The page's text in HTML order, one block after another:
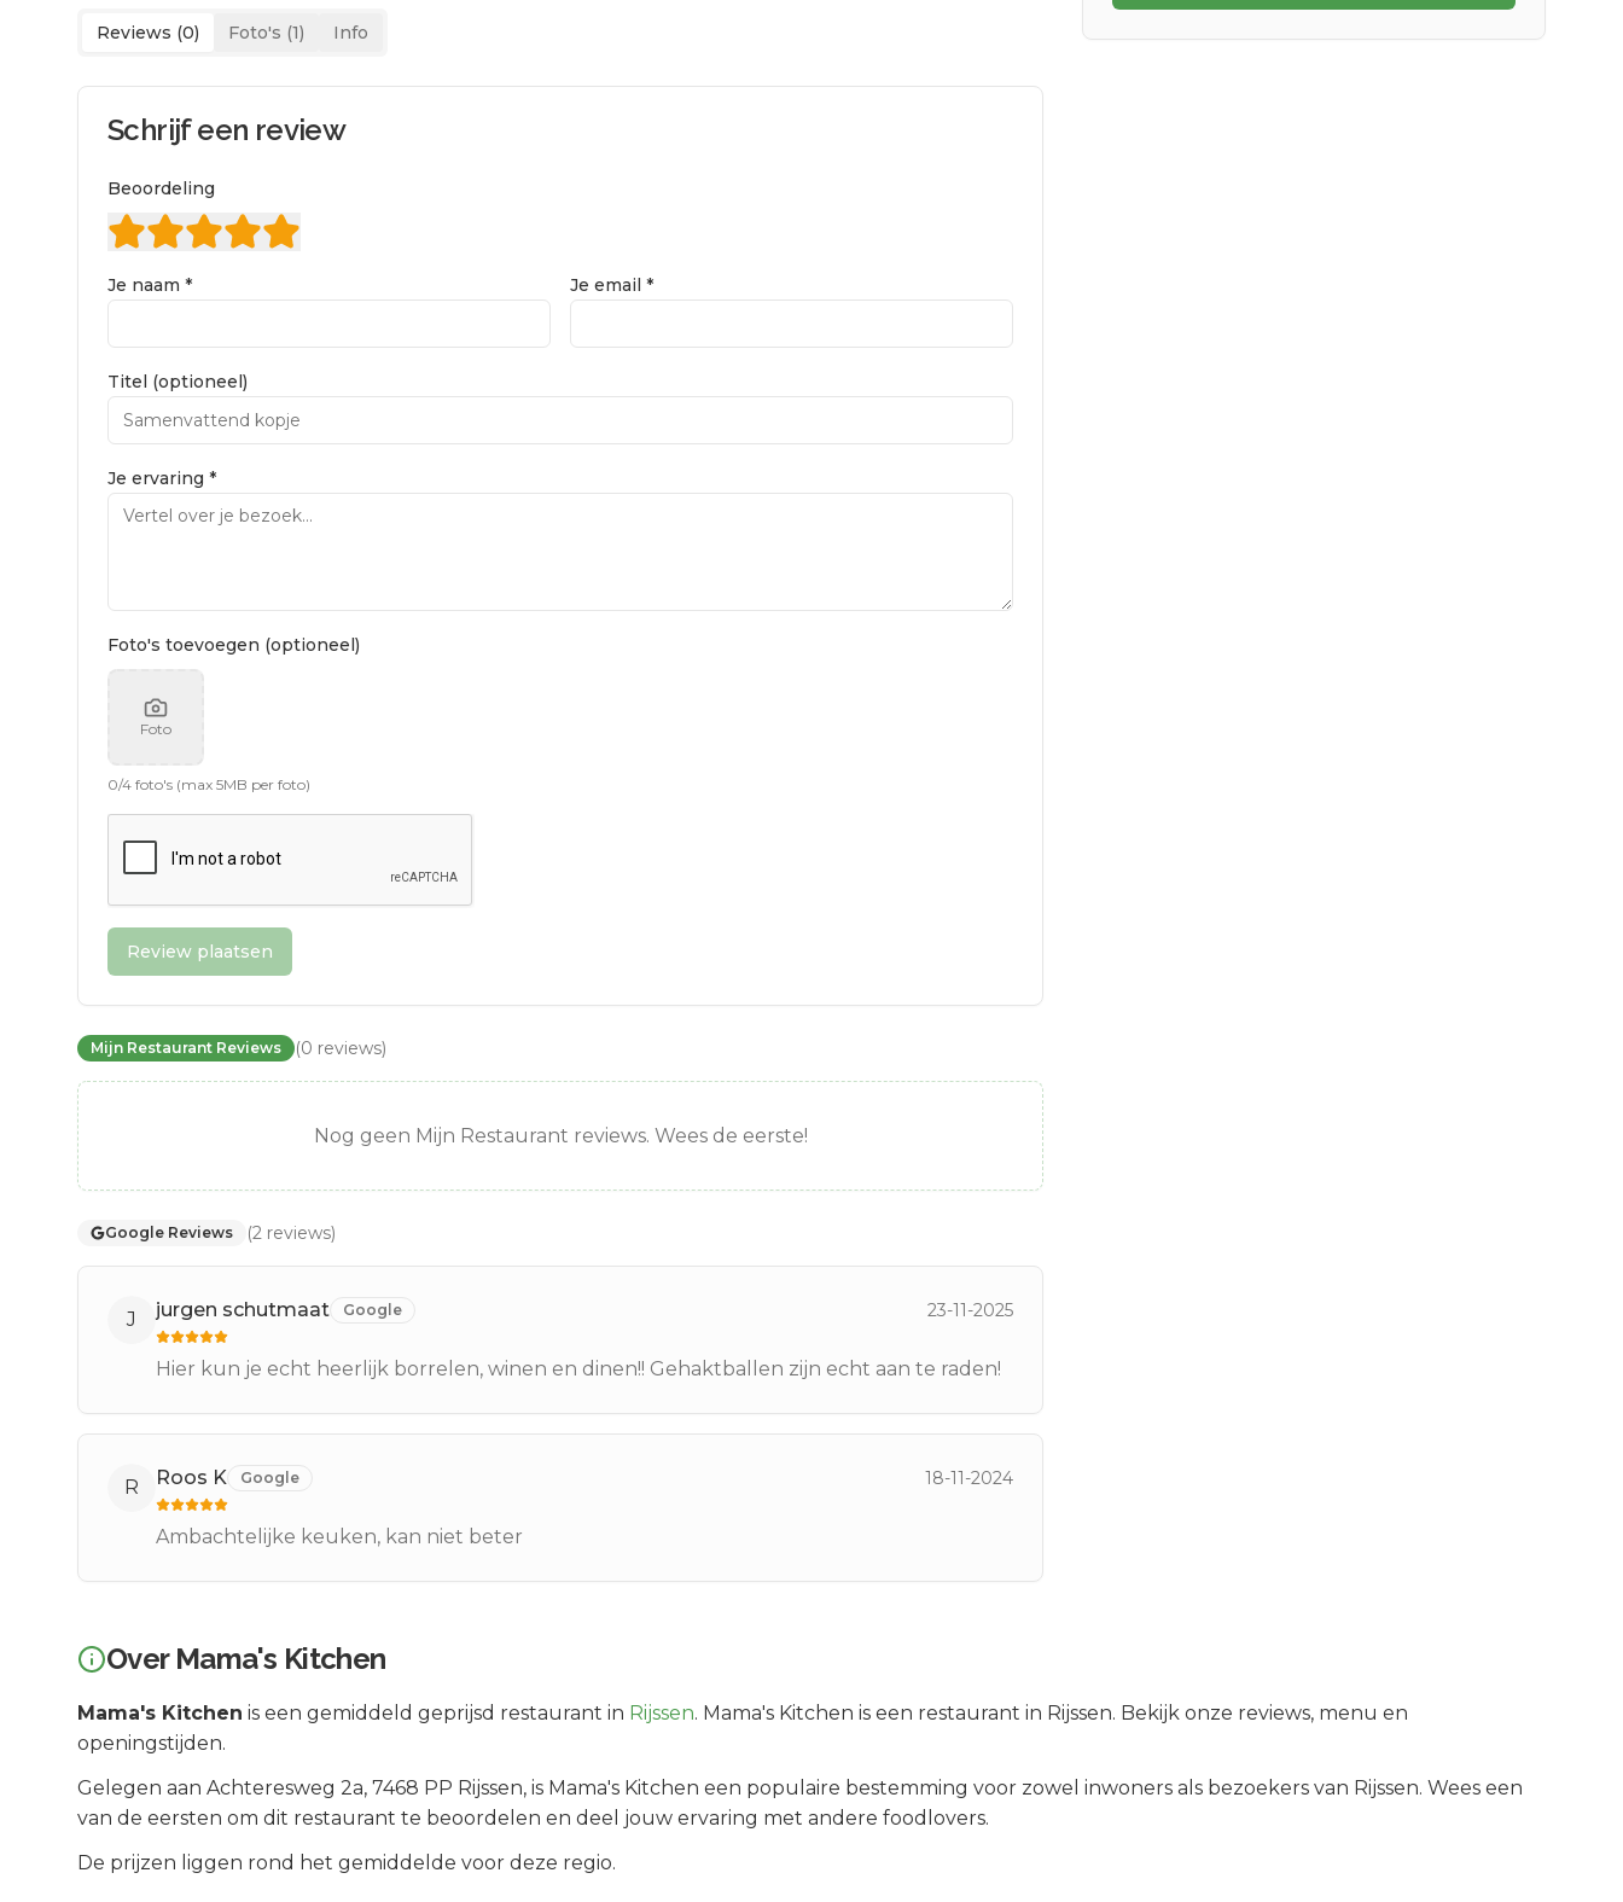
Reviews (0) Foto's (1) Info
Schrijf een review
Beoordeling
Je naam * Je email *
Titel (optioneel)
Je ervaring *
Foto's toevoegen (optioneel)
Foto
0/4 foto's (max 5MB per foto)
Review plaatsen
Mijn Restaurant Reviews (0 reviews)
Nog geen Mijn Restaurant reviews. Wees de eerste!
Google Reviews (2 reviews)
J jurgen schutmaat Google 23-11-2025
Hier kun je echt heerlijk borrelen, winen en dinen!! Gehaktballen zijn echt aan te raden!
R Roos K Google 18-11-2024
Ambachtelijke keuken, kan niet beter
Over Mama's Kitchen
Mama's Kitchen is een gemiddeld geprijsd restaurant in Rijssen. Mama's Kitchen is een restaurant in Rijssen. Bekijk onze reviews, menu en
openingstijden.
Gelegen aan Achteresweg 2a, 7468 PP Rijssen, is Mama's Kitchen een populaire bestemming voor zowel inwoners als bezoekers van Rijssen. Wees een
van de eersten om dit restaurant te beoordelen en deel jouw ervaring met andere foodlovers.
De prijzen liggen rond het gemiddelde voor deze regio.